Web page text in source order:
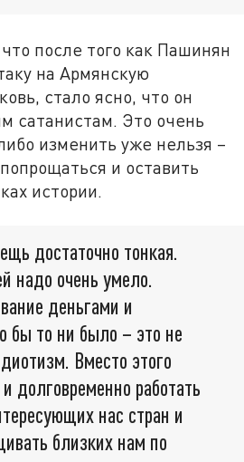
после того как Пашинян
на Армянскую
стало ясно, что он
сатанистам. Это очень
изменить уже нельзя –
и оставить
истории.
достаточно тонкая.
надо очень умело.
деньгами и
бы то ни было – это не
Вместо этого
долговременно работать
нас стран и
близких нам по